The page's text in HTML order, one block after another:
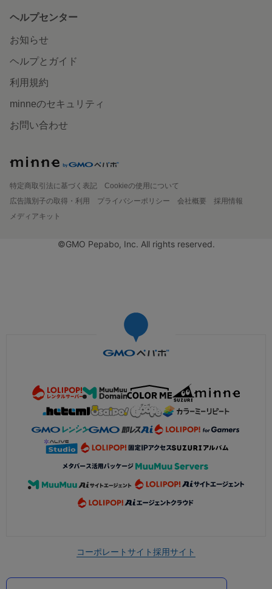
ヘルプセンター
お知らせ
ヘルプとガイド
利用規約
minneのセキュリティ
お問い合わせ
特定商取引法に基づく表記
Cookieの使用について
広告識別子の取得・利用
プライバシーポリシー 会社概要
採用情報
メディアキット
©GMO Pepabo, Inc. All rights reserved.
コーポレートサイト採用サイト